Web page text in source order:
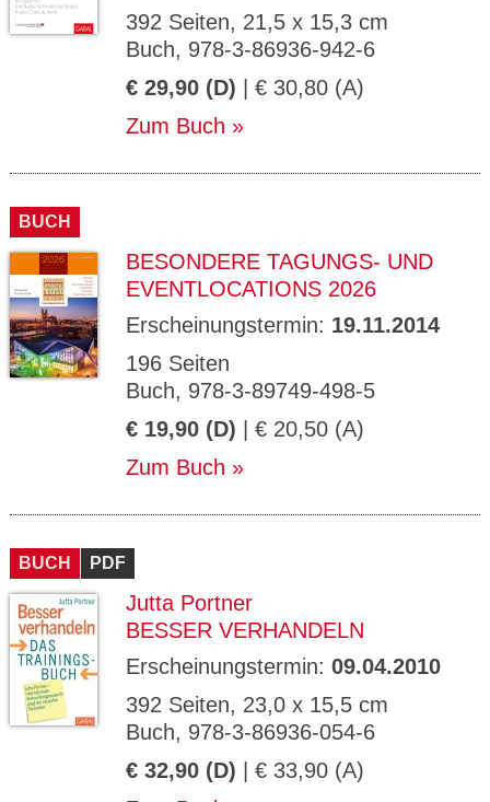
392 Seiten, 21,5 x 15,3 cm
Buch, 978-3-86936-942-6
€ 29,90 (D) | € 30,80 (A)
Zum Buch
BUCH
BESONDERE TAGUNGS- UND
EVENTLOCATIONS 2026
Erscheinungstermin: 19.11.2014
196 Seiten
Buch, 978-3-89749-498-5
€ 19,90 (D) | € 20,50 (A)
Zum Buch
BUCH PDF
Jutta Portner
BESSER VERHANDELN
Erscheinungstermin: 09.04.2010
392 Seiten, 23,0 x 15,5 cm
Buch, 978-3-86936-054-6
€ 32,90 (D) | € 33,90 (A)